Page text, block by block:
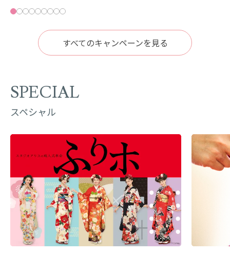
すべてのキャンペーンを見る
SPECIAL
スペシャル